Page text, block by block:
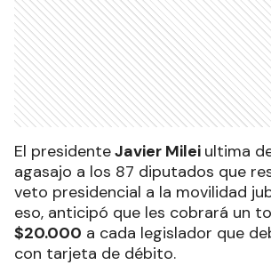
El presidenteJavier Milei ultima
agasajo a los 87 diputados que
veto presidencial a la movilidad
eso, anticipó que les cobrará un
$20.000 a cada legislador que
con tarjeta de débito.